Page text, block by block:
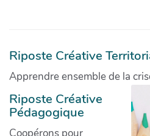
Riposte Créative
Apprendre ensemble de la
Riposte Créative
Pédagogique
Coopérons pour